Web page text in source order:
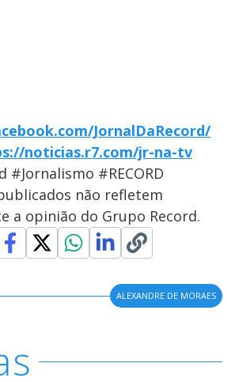
JornalDaRecord/
noticias.r7.com/jr-na-tv
#Jornalismo #RECORD
não refletem
a opinião do Grupo Record.
ALEXANDRE DE MORAES